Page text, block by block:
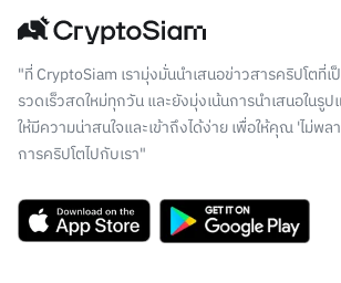
"ที่ CryptoSiam เรามุ่งมั่นนำเสนอข่าวสารคริปโตที่เ
รวดเร็วสดใหม่ทุกวัน และยังมุ่งเน้นการนำเสนอในรู
ให้มีความน่าสนใจและเข้าถึงได้ง่าย เพื่อให้คุณ 'ไม่พ
การคริปโตไปกับเรา"